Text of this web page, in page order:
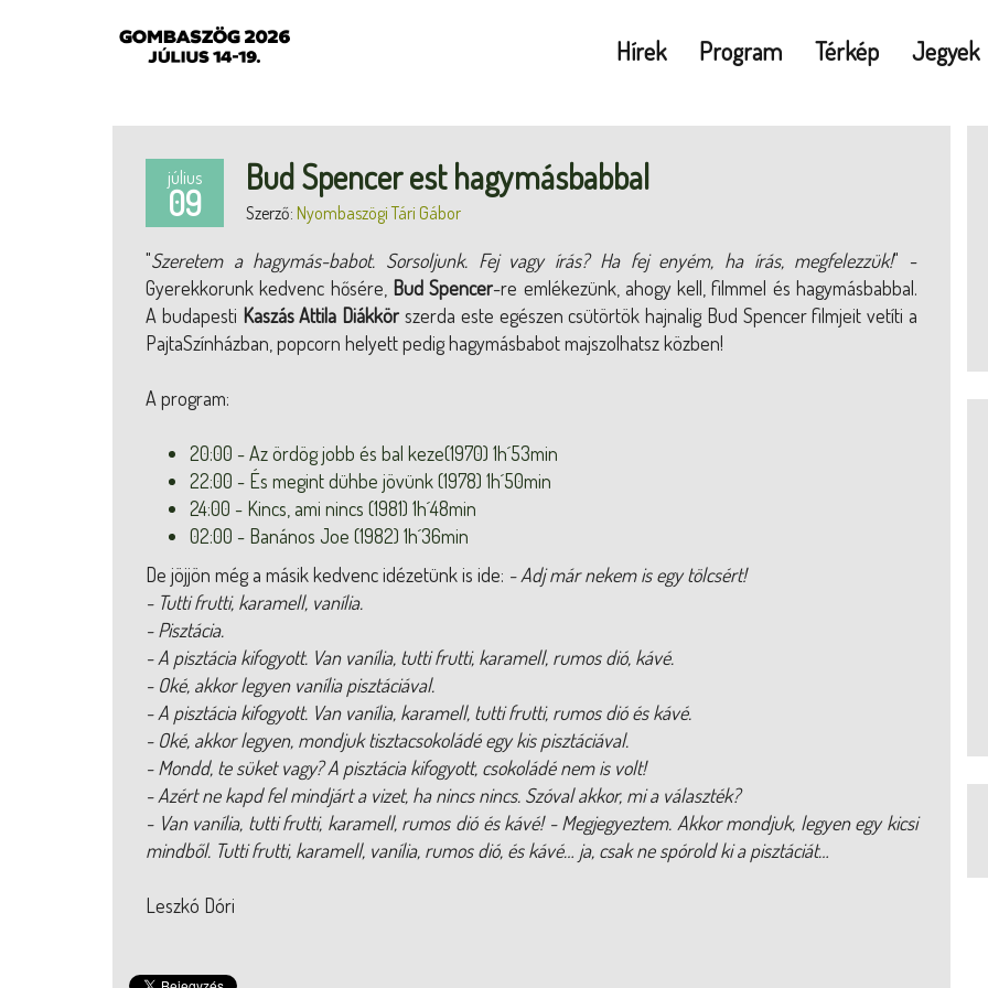
Hírek Program Térkép Jegyek
július
09
Bud Spencer est hagymásbabbal
Szerző: Nyombaszögi Tári Gábor
"Szeretem a hagymás-babot. Sorsoljunk. Fej vagy írás? Ha fej enyém, ha írás, megfelezzük!" -
Gyerekkorunk kedvenc hősére, Bud Spencer-re emlékezünk, ahogy kell, filmmel és hagymásbabbal.
A budapesti Kaszás Attila Diákkör szerda este egészen csütörtök hajnalig Bud Spencer filmjeit vetíti a
PajtaSzínházban, popcorn helyett pedig hagymásbabot majszolhatsz közben!
A program:
20:00 - Az ördög jobb és bal keze(1970) 1h´53min
22:00 - És megint dühbe jövünk (1978) 1h´50min
24:00 - Kincs, ami nincs (1981) 1h´48min
02:00 - Banános Joe (1982) 1h´36min
De jöjjön még a másik kedvenc idézetünk is ide: - Adj már nekem is egy tölcsért!
- Tutti frutti, karamell, vanília.
- Pisztácia.
- A pisztácia kifogyott. Van vanília, tutti frutti, karamell, rumos dió, kávé.
- Oké, akkor legyen vanília pisztáciával.
- A pisztácia kifogyott. Van vanília, karamell, tutti frutti, rumos dió és kávé.
- Oké, akkor legyen, mondjuk tisztacsokoládé egy kis pisztáciával.
- Mondd, te süket vagy? A pisztácia kifogyott, csokoládé nem is volt!
- Azért ne kapd fel mindjárt a vizet, ha nincs nincs. Szóval akkor, mi a választék?
- Van vanília, tutti frutti, karamell, rumos dió és kávé! - Megjegyeztem. Akkor mondjuk, legyen egy kicsi
mindből. Tutti frutti, karamell, vanília, rumos dió, és kávé… ja, csak ne spórold ki a pisztáciát…
Leszkó Dóri